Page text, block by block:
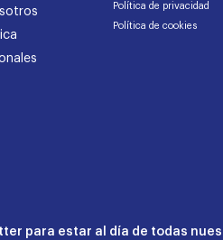
Política de privacidad
Política de cookies
para estar al día de todas